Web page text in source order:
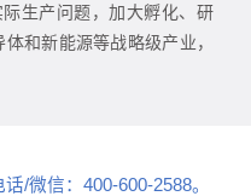
生产问题，加大孵化、研
和新能源等战略级产业，
/微信：400-600-2588。